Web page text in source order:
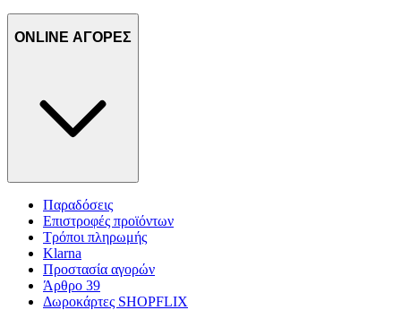
ONLINE ΑΓΟΡΕΣ
Παραδόσεις
Επιστροφές προϊόντων
Τρόποι πληρωμής
Klarna
Προστασία αγορών
Άρθρο 39
Δωροκάρτες SHOPFLIX